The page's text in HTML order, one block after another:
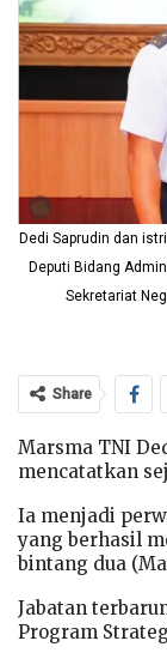
Dedi Saprudin dan
Deputi Bidang
Sekretariat
Share
Marsma TNI
mencatatkan
Ia menjadi
yang berhasil
bintang dua
Jabatan
Program